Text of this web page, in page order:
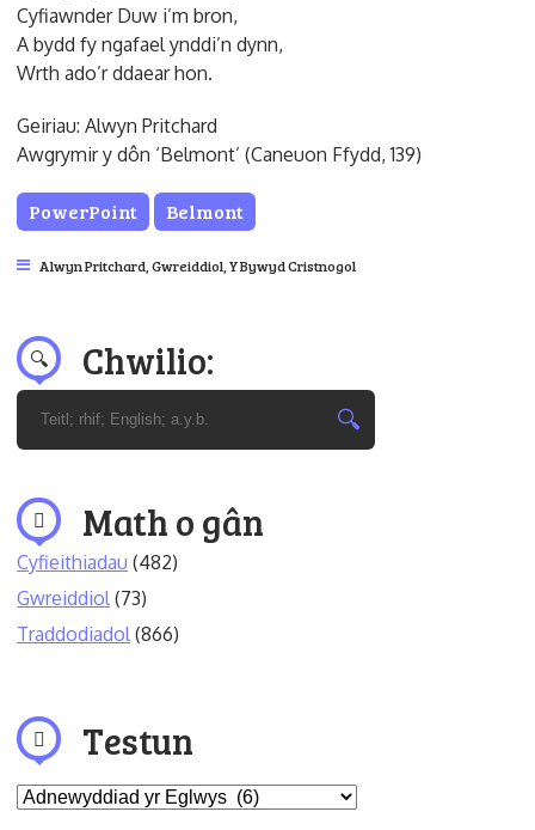
Cyfiawnder Duw i’m bron,
A bydd fy ngafael ynddi’n dynn,
Wrth ado’r ddaear hon.
Geiriau: Alwyn Pritchard
Awgrymir y dôn ‘Belmont’ (Caneuon Ffydd, 139)
PowerPoint Belmont
Alwyn Pritchard Gwreiddiol Y Bywyd Cristnogol
Chwilio:
Math o gân
Cyfieithiadau (482)
Gwreiddiol (73)
Traddodiadol (866)
Testun